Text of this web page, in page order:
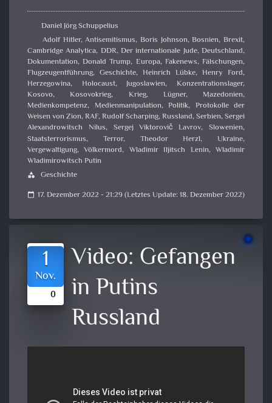
Daniel Jörg Schuppelius
Adolf Hitler,Antisemitismus,Boris Johnson,Bosnien,Brexit,
Cambridge Analytica, DDR,Der internationale Jude,Deutschland,
Dokumentation,Donald Trump, Europa, Fakenews,Fälschungen,
Flugzeugentführung, Geschichte, Heinrich Lübke, Henry Ford,
Herzegowina, Holocaust,Jugoslawien,Konzentrationslager,
Kosovo,Kosovokrieg, Krieg, Lügner, Mazedonien,
Medienkompetenz, Medienmanipulation, Politik, Protokolle der
Weisen von Zion,RAF,Rudolf Scharping,Russland,Serbien,Sergei
Alexandrowitsch Nilus, Sergej Viktorovič Lavrov,Slowenien,
Staatsterrorismus, Terror, Theodor Herzl, Ukraine,
Vergewaltigung,Völkermord, Wladimir Iljitsch Lenin,Wladimir
Wladimirowitsch Putin
category Geschichte
calendar_today 17. Dezember 2022 - 21:29 (Letztes Update: 18. Dezember 2022)
1
Nov.
0
Video: Gefangen
in Putins
Russland